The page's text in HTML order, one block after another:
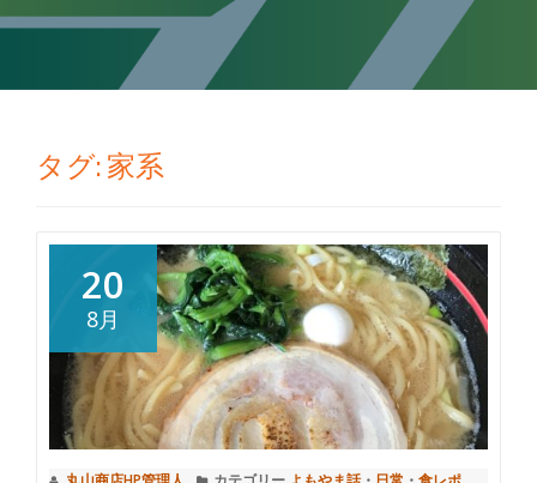
替
え
タグ: 家系
20
8月